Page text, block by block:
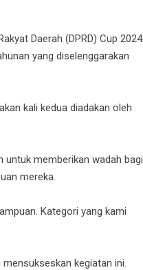
Daerah (DPRD) Cup 2024
yang diselenggarakan
kali kedua diadakan oleh
untuk memberikan wadah bagi
mereka.
Kategori yang kami
kegiatan ini.